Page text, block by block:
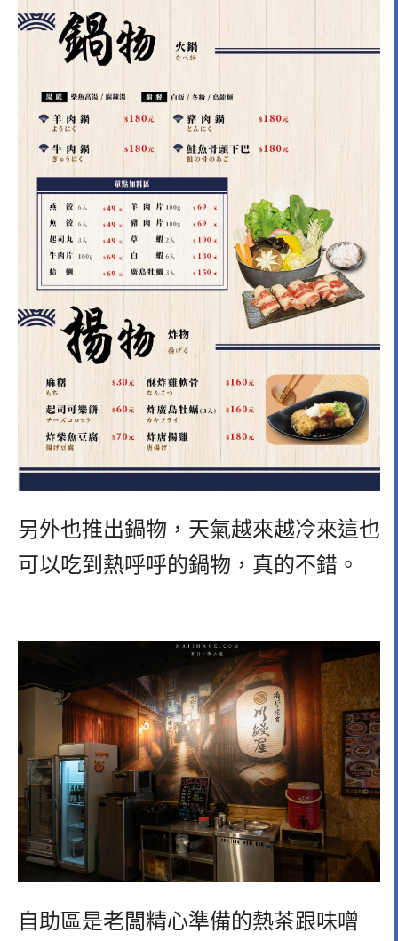
另外也推出鍋物，天氣越來越冷來這也
可以吃到熱呼呼的鍋物，真的不錯。
自助區是老闆精心準備的熱茶跟味噌